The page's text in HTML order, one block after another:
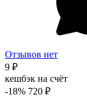
Отзывов нет
9 ₽
кешбэк на счёт
-18% 720 ₽